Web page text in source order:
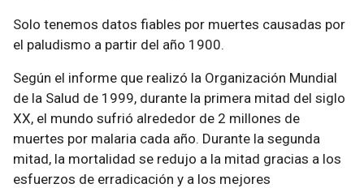
Solo tenemos datos fiables por muertes causadas por
el paludismo a partir del año 1900.
Según el informe que realizó la Organización Mundial
de la Salud de 1999, durante la primera mitad del siglo
XX, el mundo sufrió alrededor de 2 millones de
muertes por malaria cada año. Durante la segunda
mitad, la mortalidad se redujo a la mitad gracias a los
esfuerzos de erradicación y a los mejores